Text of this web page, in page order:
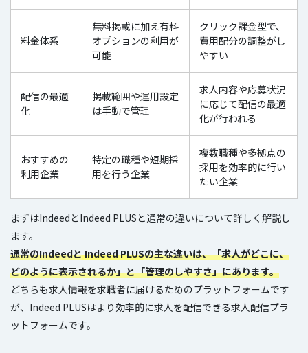
料金体系
無料掲載に加え有料
オプションの利用が
可能
クリック課金型で、
費用配分の調整がし
やすい
配信の最適
化
掲載範囲や運用設定
は手動で管理
求人内容や応募状況
に応じて配信の最適
化が行われる
おすすめの
利用企業
特定の職種や短期採
用を行う企業
複数職種や多拠点の
採用を効率的に行い
たい企業
まずはIndeedとIndeed PLUSと通常の違いについて詳しく解説し
ます。
通常のIndeedとIndeed PLUSの主な違いは、「求人がどこに、
どのように表示されるか」と「管理のしやすさ」にあります。
どちらも求人情報を求職者に届けるためのプラットフォームです
が、Indeed PLUSはより効率的に求人を配信できる求人配信プラ
ットフォームです。